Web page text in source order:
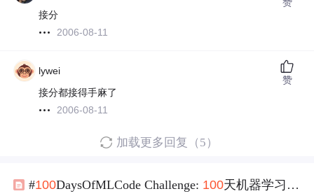
接分
2006-08-11
lywei
接分都接得手麻了
2006-08-11
赞
加载更多回复（5）
#100DaysOfMLCode Challenge: 100天机器学习挑战（持续更新）